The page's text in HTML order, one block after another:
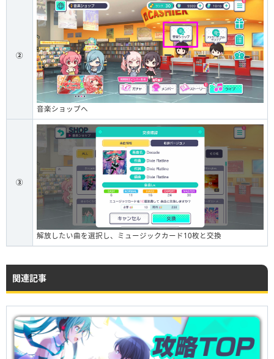
②
音楽ショップへ
③
解放したい曲を選択し、ミュージックカード10枚と交換
関連記事